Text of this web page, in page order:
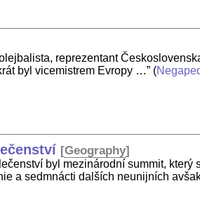
reprezentant
byl vicemistrem Evropy …” (
[Geography]
byl mezinárodní summit,
a sedmnácti dalších neunijních